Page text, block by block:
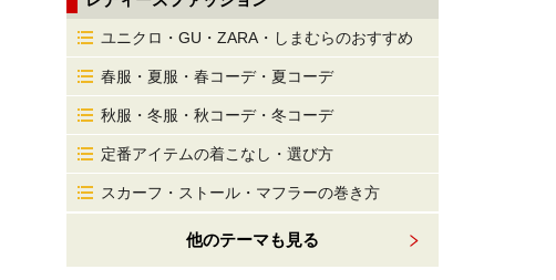
ユニクロ・GU・ZARA・しまむらのおすすめ
春服・夏服・春コーデ・夏コーデ
秋服・冬服・秋コーデ・冬コーデ
定番アイテムの着こなし・選び方
スカーフ・ストール・マフラーの巻き方
他のテーマも見る